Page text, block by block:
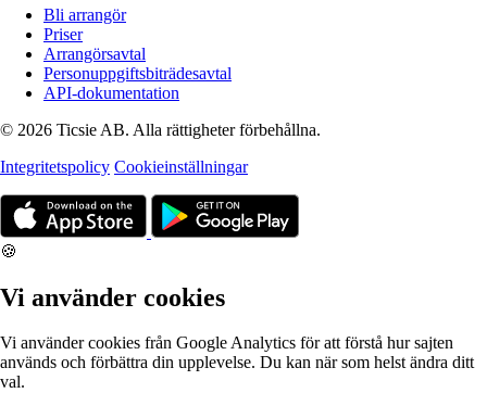
Bli arrangör
Priser
Arrangörsavtal
Personuppgiftsbiträdesavtal
API-dokumentation
© 2026 Ticsie AB. Alla rättigheter förbehållna.
Integritetspolicy Cookieinställningar
🍪
Vi använder cookies
Vi använder cookies från Google Analytics för att förstå hur sajten
används och förbättra din upplevelse. Du kan när som helst ändra ditt
val.